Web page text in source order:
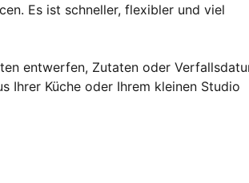
Es ist schneller, flexibler und viel
entwerfen, Zutaten oder
Ihrer Küche oder Ihrem kleinen Studio